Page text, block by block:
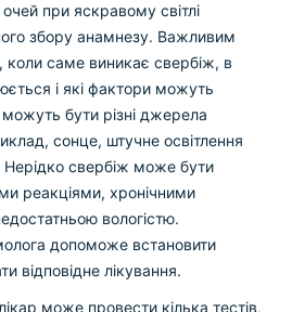
при яскравому світлі
збору анамнезу. Важливим
коли саме виникає свербіж, в
і які фактори можуть
бути різні джерела
сонце, штучне освітлення
свербіж може бути
реакціями, хронічними
вологістю.
допоможе встановити
відповідне лікування.
може провести кілька тестів,